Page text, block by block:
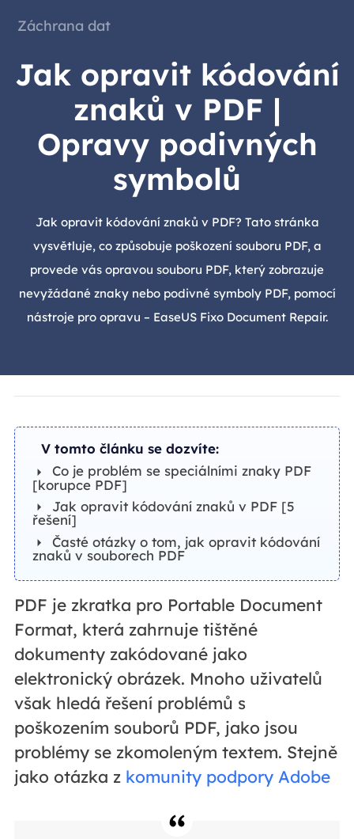
Záchrana dat
Jak opravit kódování
znaků v PDF |
Opravy podivných
symbolů
Jak opravit kódování znaků v PDF? Tato stránka
vysvětluje, co způsobuje poškození souboru PDF, a
provede vás opravou souboru PDF, který zobrazuje
nevyžádané znaky nebo podivné symboly PDF, pomocí
nástroje pro opravu – EaseUS Fixo Document Repair.
V tomto článku se dozvíte:
Co je problém se speciálními znaky PDF
[korupce PDF]
Jak opravit kódování znaků v PDF [5
řešení]
Časté otázky o tom, jak opravit kódování
znaků v souborech PDF
PDF je zkratka pro Portable Document
Format, která zahrnuje tištěné
dokumenty zakódované jako
elektronický obrázek. Mnoho uživatelů
však hledá řešení problémů s
poškozením souborů PDF, jako jsou
problémy se zkomoleným textem. Stejně
jako otázka z komunity podpory Adobe